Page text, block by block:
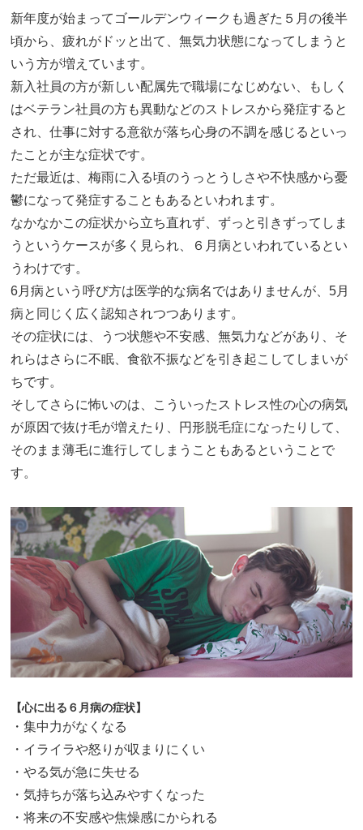
新年度が始まってゴールデンウィークも過ぎた５月の後半
頃から、疲れがドッと出て、無気力状態になってしまうと
いう方が増えています。
新入社員の方が新しい配属先で職場になじめない、もしく
はベテラン社員の方も異動などのストレスから発症すると
され、仕事に対する意欲が落ち心身の不調を感じるといっ
たことが主な症状です。
ただ最近は、梅雨に入る頃のうっとうしさや不快感から憂
鬱になって発症することもあるといわれます。
なかなかこの症状から立ち直れず、ずっと引きずってしま
うというケースが多く見られ、６月病といわれているとい
うわけです。
6月病という呼び方は医学的な病名ではありませんが、5月
病と同じく広く認知されつつあります。
その症状には、うつ状態や不安感、無気力などがあり、そ
れらはさらに不眠、食欲不振などを引き起こしてしまいが
ちです。
そしてさらに怖いのは、こういったストレス性の心の病気
が原因で抜け毛が増えたり、円形脱毛症になったりして、
そのまま薄毛に進行してしまうこともあるということで
す。
【心に出る６月病の症状】
・集中力がなくなる
・イライラや怒りが収まりにくい
・やる気が急に失せる
・気持ちが落ち込みやすくなった
・将来の不安感や焦燥感にかられる